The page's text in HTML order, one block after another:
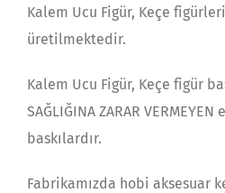
Kalem Ucu Figür, Keçe
üretilmektedir.
Kalem Ucu Figür, Keçe figür
SAĞLIĞINA ZARAR
baskılardır.
Fabrikamızda hobi aksesuar